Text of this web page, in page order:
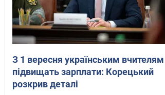
З 1 вересня українським вчителям
підвищать зарплати: Корецький
розкрив деталі